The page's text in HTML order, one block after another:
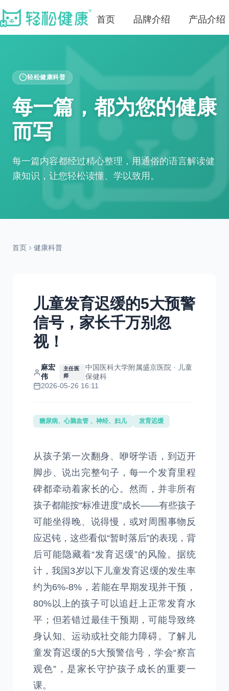
首页 品牌介绍 产品介绍
轻松健康科普
每一篇，都为您的健康
而写
每一篇内容都经过精心整理，用通俗的语言解读健
康知识，让您轻松读懂、学以致用。
首页 健康科普
儿童发育迟缓的5大预警
信号，家长千万别忽
视！
麻宏
伟
主任医
师
中国医科大学附属盛京医院 · 儿童
保健科
2026-05-26 16:11
糖尿病、心脑血管 、神经、妇儿 发育迟缓
从孩子第一次翻身、咿呀学语，到迈开
脚步、说出完整句子，每一个发育里程
碑都牵动着家长的心。然而，并非所有
孩子都能按“标准进度”成长——有些孩子
可能坐得晚、说得慢，或对周围事物反
应迟钝，这些看似“暂时落后”的表现，背
后可能隐藏着“发育迟缓”的风险。据统
计，我国3岁以下儿童发育迟缓的发生率
约为6%-8%，若能在早期发现并干预，
80%以上的孩子可以追赶上正常发育水
平；但若错过最佳干预期，可能导致终
身认知、运动或社交能力障碍。了解儿
童发育迟缓的5大预警信号，学会“察言
观色”，是家长守护孩子成长的重要一
课。